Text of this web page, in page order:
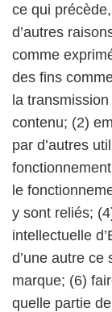
ce qui
d’autres
comme
des fins
la
contenu; (2)
par d’autres
le
y sont reliés;
intellectuelle
d’une autre
marque; (6)
quelle partie